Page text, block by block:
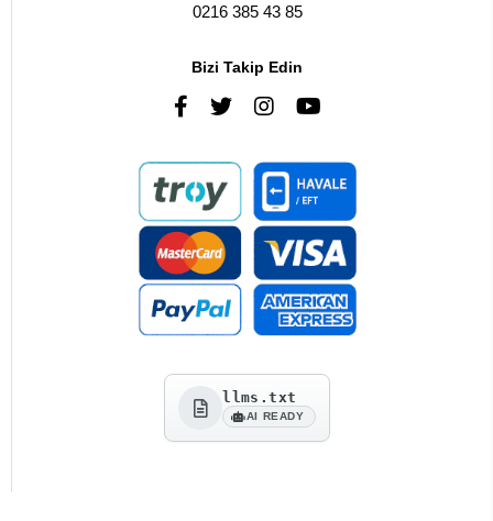
0216 385 43 85
Bizi Takip Edin
llms.txt
AI READY